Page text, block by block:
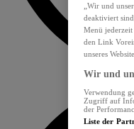
„Wir und
deaktiviert
Menü
den Link
unseres
Wir und
Verwendung
Zugriff auf
der
Liste der